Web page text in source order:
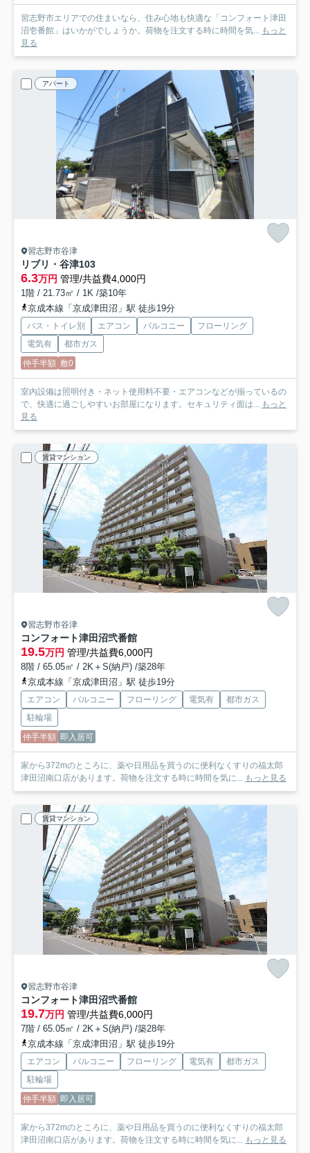
習志野市エリアでの住まいなら、住み心地も快適な「コンフォート津田
沼壱番館」はいかがでしょうか。荷物を注文する時に時間を気... もっと
見る
アパート
習志野市谷津
リブリ・谷津103
6.3万円 管理/共益費4,000円
1階 / 21.73㎡ / 1K /築10年
京成本線「京成津田沼」駅 徒歩19分
バス・トイレ別 エアコン バルコニー
フローリング
電気有
都市ガス
仲手半額 敷0
室内設備は照明付き・ネット使用料不要・エアコンなどが揃っているの
で、快適に過ごしやすいお部屋になります。セキュリティ面は... もっと
見る
賃貸マンション
習志野市谷津
コンフォート津田沼弐番館
19.5万円 管理/共益費6,000円
8階 / 65.05㎡ / 2K＋S(納戸) /築28年
京成本線「京成津田沼」駅 徒歩19分
エアコン バルコニー フローリング 電気有
都市ガス
駐輪場
仲手半額 即入居可
家から372mのところに、薬や日用品を買うのに便利なくすりの福太郎
津田沼南口店があります。荷物を注文する時に時間を気に... もっと見る
賃貸マンション
習志野市谷津
コンフォート津田沼弐番館
19.7万円 管理/共益費6,000円
7階 / 65.05㎡ / 2K＋S(納戸) /築28年
京成本線「京成津田沼」駅 徒歩19分
エアコン バルコニー フローリング 電気有
都市ガス
駐輪場
仲手半額 即入居可
家から372mのところに、薬や日用品を買うのに便利なくすりの福太郎
津田沼南口店があります。荷物を注文する時に時間を気に...
もっと見る